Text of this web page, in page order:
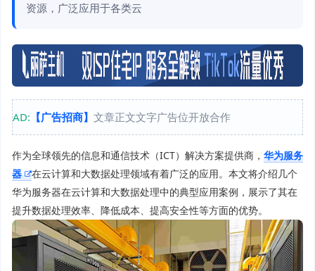
资源，广泛应用于各类云
AD: 【广告招商】 文章正文文字广告位开放合作
作为全球领先的信息和通信技术（ICT）解决方案提供商， 华为服务
器
在云计算和大数据处理领域有着广泛的应用。本文将介绍几个
华为服务器在云计算和大数据处理中的典型应用案例，展示了其在
提升数据处理效率、降低成本、提高安全性等方面的优势。